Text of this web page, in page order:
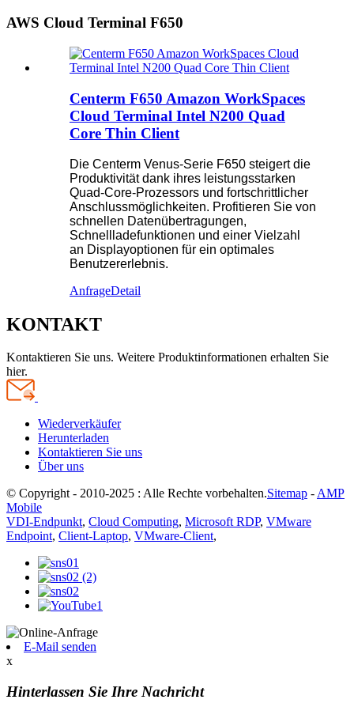
AWS Cloud Terminal F650
Centerm F650 Amazon WorkSpaces
Cloud Terminal Intel N200 Quad
Core Thin Client
Die Centerm Venus-Serie F650 steigert die
Produktivität dank ihres leistungsstarken
Quad-Core-Prozessors und fortschrittlicher
Anschlussmöglichkeiten. Profitieren Sie von
schnellen Datenübertragungen,
Schnellladefunktionen und einer Vielzahl
an Displayoptionen für ein optimales
Benutzererlebnis.
AnfrageDetail
KONTAKT
Kontaktieren Sie uns. Weitere Produktinformationen erhalten Sie
hier.
Wiederverkäufer
Herunterladen
Kontaktieren Sie uns
Über uns
© Copyright - 2010-2025 : Alle Rechte vorbehalten.Sitemap -AMP
Mobile
VDI-Endpunkt, Cloud Computing, Microsoft RDP, VMware
Endpoint, Client-Laptop, VMware-Client,
E-Mail senden
x
Hinterlassen Sie Ihre Nachricht